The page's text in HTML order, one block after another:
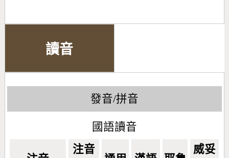
讀音
發音/拼音
國語讀音
注音 威妥